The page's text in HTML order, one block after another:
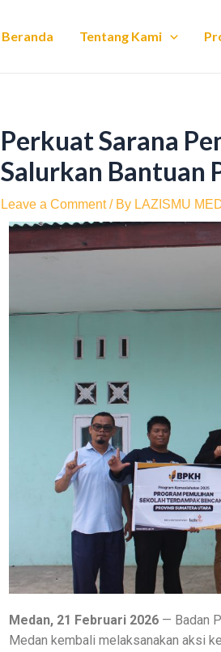
Beranda Tentang Kami
Perkuat Sarana
Salurkan Bantuan
Leave a Comment / By LAZISMU
Medan, 21 Februari 2026 — Badan
Medan kembali melaksanakan aksi
navigation